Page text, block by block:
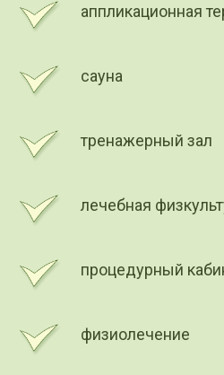
аппликационная
сауна
тренажерный зал
лечебная
процедурный
физиолечение